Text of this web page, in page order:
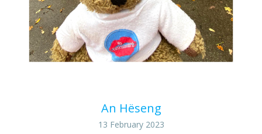
An Hëseng
13 February 2023